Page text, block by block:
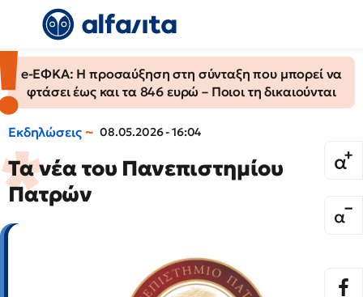
e-ΕΦΚΑ: Η προσαύξηση στη σύνταξη που μπορεί να
φτάσει έως και τα 846 ευρώ – Ποιοι τη δικαιούνται
Εκδηλώσεις 08.05.2026 - 16:04
Τα νέα του Πανεπιστημίου
Πατρών